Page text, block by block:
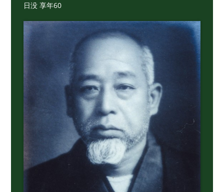
日没 享年60